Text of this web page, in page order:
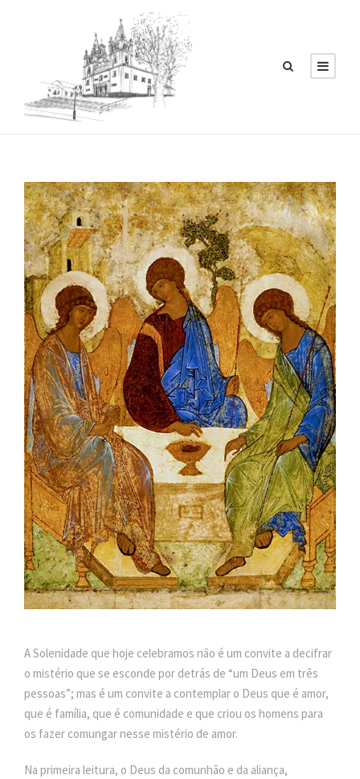
A Solenidade que hoje celebramos não é um convite a decifrar
o mistério que se esconde por detrás de “um Deus em três
pessoas”; mas é um convite a contemplar o Deus que é amor,
que é família, que é comunidade e que criou os homens para
os fazer comungar nesse mistério de amor.
Na primeira leitura, o Deus da comunhão e da aliança,